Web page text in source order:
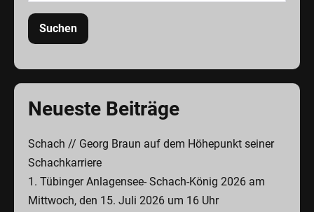
Suchen
Neueste Beiträge
Schach // Georg Braun auf dem Höhepunkt seiner
Schachkarriere
1. Tübinger Anlagensee- Schach-König 2026 am
Mittwoch, den 15. Juli 2026 um 16 Uhr